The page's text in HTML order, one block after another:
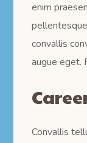
enim
convallis
augue eget.
Convallis